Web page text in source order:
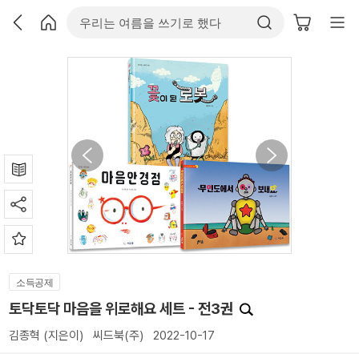
소득공제
토닥토닥 마음을 위로해요 세트 - 전3권
김종혁 (지은이) 씨드북(주) 2022-10-17